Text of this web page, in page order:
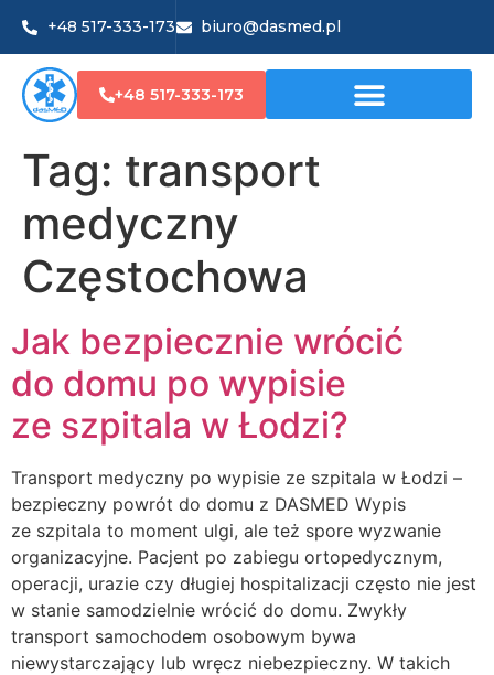
+48 517-333-173 biuro@dasmed.pl
+48 517-333-173
Tag: transport
medyczny
Częstochowa
Jak bezpiecznie wrócić
do domu po wypisie
ze szpitala w Łodzi?
Transport medyczny po wypisie ze szpitala w Łodzi –
bezpieczny powrót do domu z DASMED Wypis
ze szpitala to moment ulgi, ale też spore wyzwanie
organizacyjne. Pacjent po zabiegu ortopedycznym,
operacji, urazie czy długiej hospitalizacji często nie jest
w stanie samodzielnie wrócić do domu. Zwykły
transport samochodem osobowym bywa
niewystarczający lub wręcz niebezpieczny. W takich